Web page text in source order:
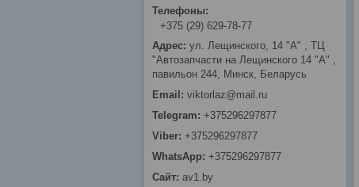
+375 (29) 629-78-77
ул. Лещинского, 14 "А" , ТЦ
"Автозапчасти на Лещинcкого 14 "A" ,
павильон 244, Минск, Беларусь
viktorlaz@mail.ru
+375296297877
+375296297877
+375296297877
av1.by